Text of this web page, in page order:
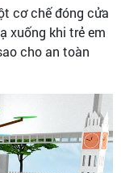
cơ chế đóng cửa
xuống khi trẻ em
cho an toàn